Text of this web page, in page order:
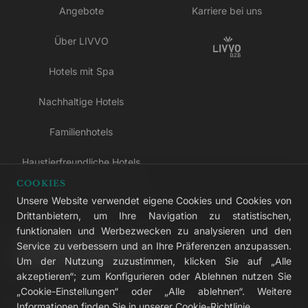
Angebote
Über LIVVO
Hotels mit Spa
Nachhaltige Hotels
Familienhotels
Haustierfreundliche Hotels
All-inclusive-Hotels
LIVVO Plus
Karriere bei uns
COOKIES
Unsere Website verwendet eigene Cookies und Cookies von
Drittanbietern, um Ihre Navigation zu statistischen,
funktionalen und Werbezwecken zu analysieren und den
Service zu verbessern und an Ihre Präferenzen anzupassen.
Um der Nutzung zuzustimmen, klicken Sie auf „Alle
akzeptieren“; zum Konfigurieren oder Ablehnen nutzen Sie
„Cookie-Einstellungen“ oder „Alle ablehnen“. Weitere